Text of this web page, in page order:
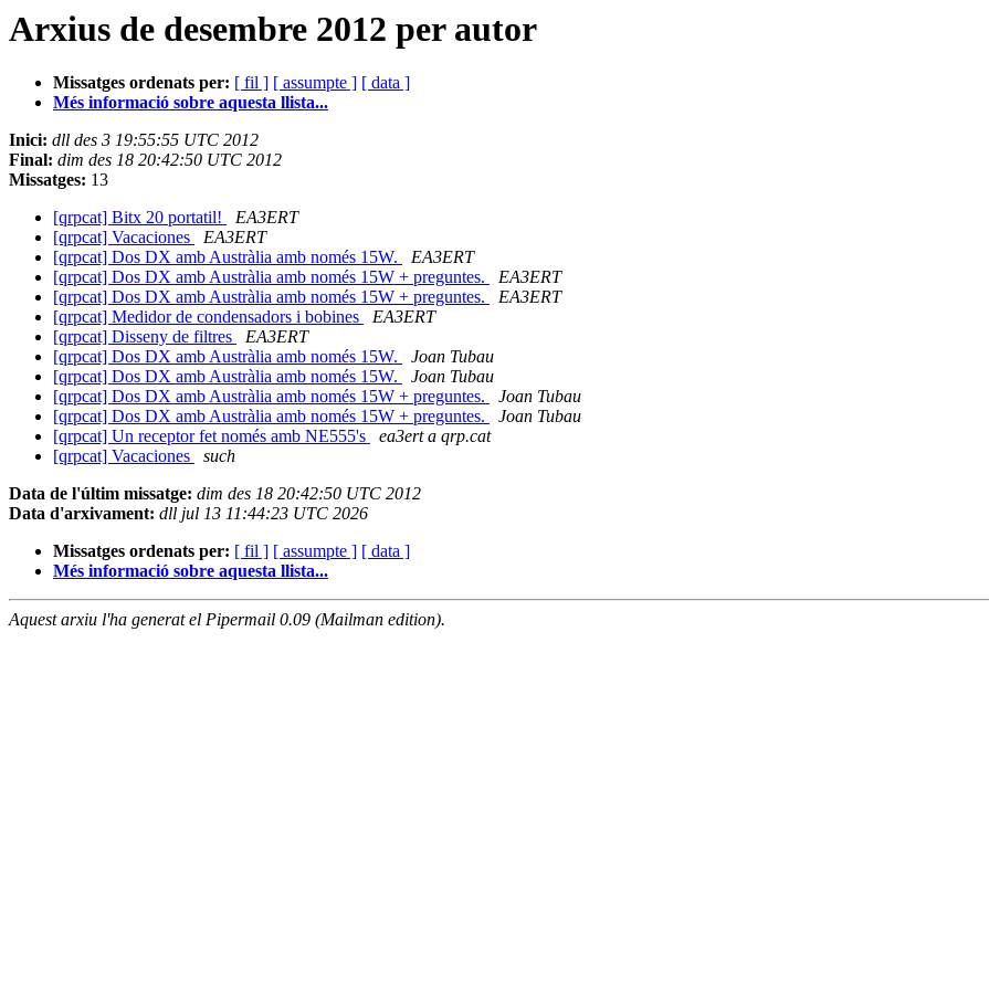
Arxius de desembre 2012 per autor
Missatges ordenats per: [ fil ] [ assumpte ] [ data ]
Més informació sobre aquesta llista...
Inici: dll des 3 19:55:55 UTC 2012
Final: dim des 18 20:42:50 UTC 2012
Missatges: 13
[qrpcat] Bitx 20 portatil!
EA3ERT
[qrpcat] Vacaciones
EA3ERT
[qrpcat] Dos DX amb Austràlia amb només 15W.
EA3ERT
[qrpcat] Dos DX amb Austràlia amb només 15W + preguntes.
EA3ERT
[qrpcat] Dos DX amb Austràlia amb només 15W + preguntes.
EA3ERT
[qrpcat] Medidor de condensadors i bobines
EA3ERT
[qrpcat] Disseny de filtres
EA3ERT
[qrpcat] Dos DX amb Austràlia amb només 15W.
Joan Tubau
[qrpcat] Dos DX amb Austràlia amb només 15W.
Joan Tubau
[qrpcat] Dos DX amb Austràlia amb només 15W + preguntes.
Joan Tubau
[qrpcat] Dos DX amb Austràlia amb només 15W + preguntes.
Joan Tubau
[qrpcat] Un receptor fet només amb NE555's
ea3ert a qrp.cat
[qrpcat] Vacaciones
such
Data de l'últim missatge: dim des 18 20:42:50 UTC 2012
Data d'arxivament: dll jul 13 11:44:23 UTC 2026
Missatges ordenats per: [ fil ] [ assumpte ] [ data ]
Més informació sobre aquesta llista...
Aquest arxiu l'ha generat el Pipermail 0.09 (Mailman edition).